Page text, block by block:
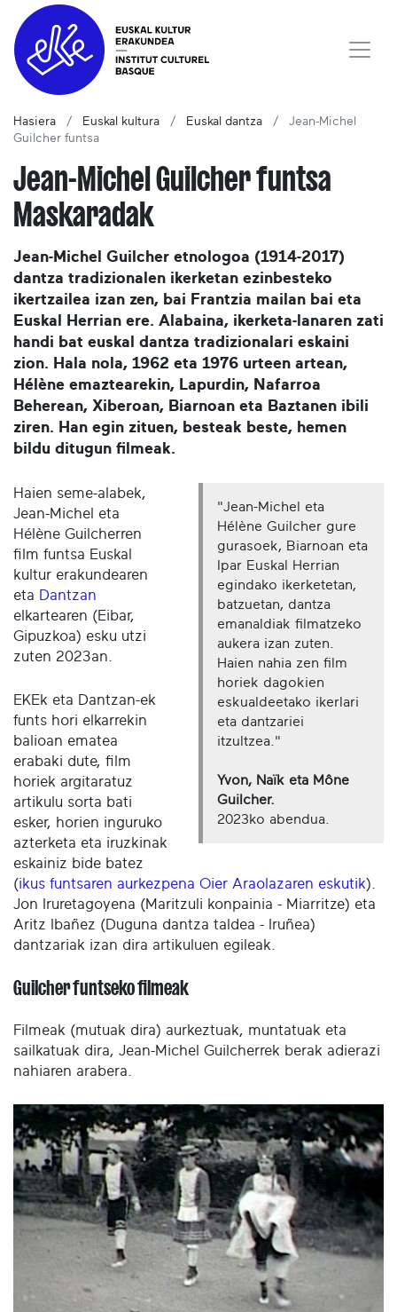
Hasiera Euskal kultura Euskal dantza
Jean-Michel
Guilcher funtsa
Jean-Michel Guilcher funtsa
Maskaradak
Jean-Michel Guilcher etnologoa (1914-2017)
dantza tradizionalen ikerketan ezinbesteko
ikertzailea izan zen, bai Frantzia mailan bai eta
Euskal Herrian ere. Alabaina, ikerketa-lanaren zati
handi bat euskal dantza tradizionalari eskaini
zion. Hala nola, 1962 eta 1976 urteen artean,
Hélène emaztearekin, Lapurdin, Nafarroa
Beherean, Xiberoan, Biarnoan eta Baztanen ibili
ziren. Han egin zituen, besteak beste, hemen
bildu ditugun filmeak.
"Jean-Michel eta
Hélène Guilcher gure
gurasoek, Biarnoan eta
Ipar Euskal Herrian
egindako ikerketetan,
batzuetan, dantza
emanaldiak filmatzeko
aukera izan zuten.
Haien nahia zen film
horiek dagokien
eskualdeetako ikerlari
eta dantzariei
itzultzea."
Yvon, Naïk eta Mône
Guilcher.
2023ko abendua.
Haien seme-alabek,
Jean-Michel eta
Hélène Guilcherren
film funtsa Euskal
kultur erakundearen
eta Dantzan
elkartearen (Eibar,
Gipuzkoa) esku utzi
zuten 2023an.
EKEk eta Dantzan-ek
funts hori elkarrekin
balioan ematea
erabaki dute, film
horiek argitaratuz
artikulu sorta bati
esker, horien inguruko
azterketa eta iruzkinak
eskainiz bide batez
(ikus funtsaren aurkezpena Oier Araolazaren eskutik).
Jon Iruretagoyena (Maritzuli konpainia - Miarritze) eta
Aritz Ibañez (Duguna dantza taldea - Iruñea)
dantzariak izan dira artikuluen egileak.
Guilcher funtseko filmeak
Filmeak (mutuak dira) aurkeztuak, muntatuak eta
sailkatuak dira, Jean-Michel Guilcherrek berak adierazi
nahiaren arabera.